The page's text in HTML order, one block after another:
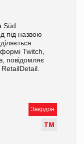
Süd
під назвою
Twitch,
повідомляє
Закрдон
ТМ